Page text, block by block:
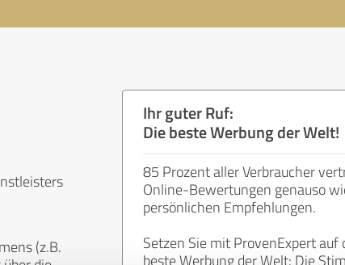
(z.B.
Ihr guter Ruf:
Die beste Werbung der Welt!
85 Prozent aller Verbraucher
Online-Bewertungen genauso
persönlichen Empfehlungen.
Setzen Sie mit ProvenExpert auf
beste Werbung der Welt: Die